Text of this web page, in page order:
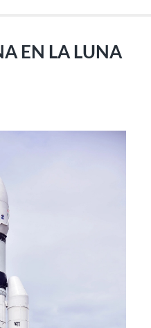
EN LA LUNA